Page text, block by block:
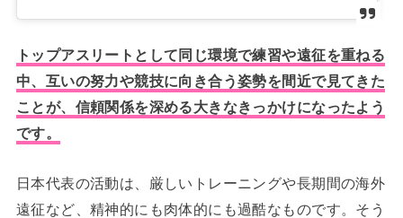
トップアスリートとして同じ環境で練習や遠征を重ねる
中、互いの努力や競技に向き合う姿勢を間近で見てきた
ことが、信頼関係を深める大きなきっかけになったよう
です。
日本代表の活動は、厳しいトレーニングや長期間の海外
遠征など、精神的にも肉体的にも過酷なものです。そう